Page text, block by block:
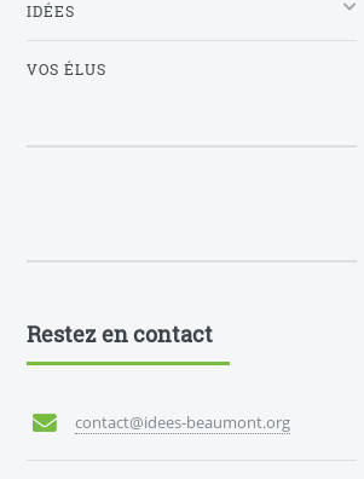
IDÉES
VOS ÉLUS
Restez en contact
contact@idees-beaumont.org